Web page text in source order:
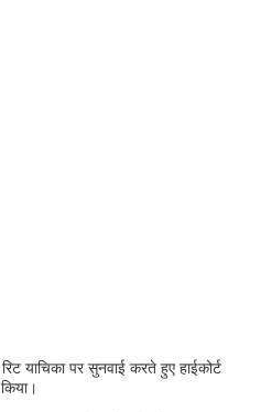
याचिका पर सुनवाई करते हुए हाईकोर्ट